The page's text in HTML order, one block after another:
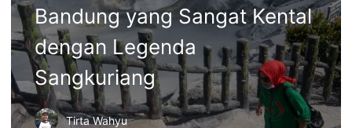
Bandung yang Sangat Kental
dengan Legenda
Sangkuriang
Tirta Wahyu